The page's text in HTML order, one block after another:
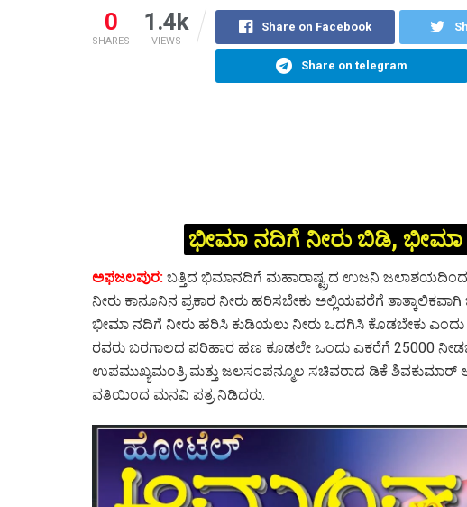
0
SHARES
1.4k
VIEWS
Share on Facebook
Share on telegram
ಭೀಮಾ ನದಿಗೆ ನೀರು ಬಿಡಿ, ಭೀಮಾ
ಅಫಜಲಪುರ: ಬತ್ತಿದ ಭಿಮಾನದಿಗೆ ಮಹಾರಾಷ್ಟ್ರದ ಉಜನಿ
ನೀರು ಕಾನೂನಿನ ಪ್ರಕಾರ ನೀರು ಹರಿಸಬೇಕು ಅಲ್ಲಿಯವರೆಗೆ
ಭೀಮಾ ನದಿಗೆ ನೀರು ಹರಿಸಿ ಕುಡಿಯಲು ನೀರು ಒದಗಿಸಿ ಕೊಡಬೇಕು ಎಂದು
ರವರು ಬರಗಾಲದ ಪರಿಹಾರ ಹಣ ಕೂಡಲೇ ಒಂದು ಎಕರೆಗೆ 25000
ಉಪಮುಖ್ಯಮಂತ್ರಿ ಮತ್ತು ಜಲಸಂಪನ್ಮೂಲ ಸಚಿವರಾದ ಡಿಕೆ ಶಿವಕುಮಾರ್
ವತಿಯಿಂದ ಮನವಿ ಪತ್ರ ನಿಡಿದರು.